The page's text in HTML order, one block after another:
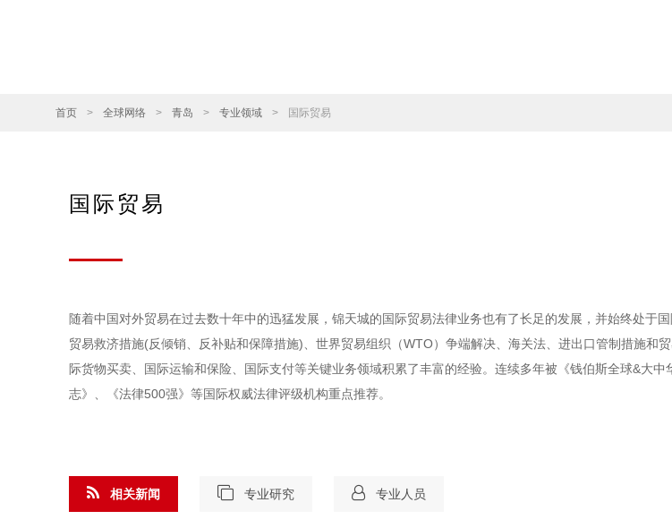
首页 > 全球网络 > 青岛 > 专业领域 > 国际贸易
国际贸易
随着中国对外贸易在过去数十年中的迅猛发展，锦天城的国际贸易法律业务也有了长足的发展，并始终处于
贸易救济措施(反倾销、反补贴和保障措施)、世界贸易组织（WTO）争端解决、海关法、进出口管制措施和
际货物买卖、国际运输和保险、国际支付等关键业务领域积累了丰富的经验。连续多年被《钱伯斯全球&大
志》、《法律500强》等国际权威法律评级机构重点推荐。
相关新闻 专业研究 专业人员